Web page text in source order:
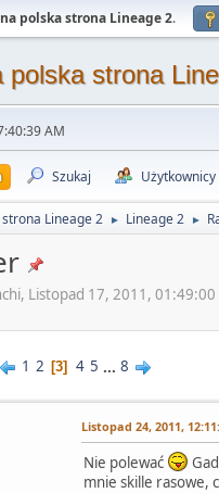
polska strona Lineage 2.
polska strona
AM
Szukaj Użytkownicy
Lineage 2 ► Lineage 2 ►
Listopad 17, 2011, 01:49:00
1 2 3 4 5 ... 8
Listopad 24, 2011,
Nie polewać
mnie skille rasowe,